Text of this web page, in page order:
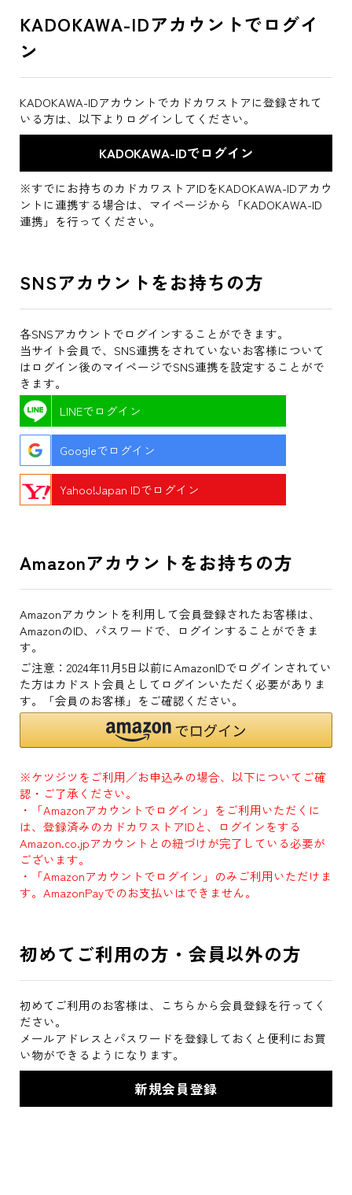
KADOKAWA-IDアカウントでログイ
ン
KADOKAWA-IDアカウントでカドカワストアに登録されて
いる方は、以下よりログインしてください。
※すでにお持ちのカドカワストアIDをKADOKAWA-IDアカウ
ントに連携する場合は、マイページから「KADOKAWA-ID
連携」を行ってください。
SNSアカウントをお持ちの方
各SNSアカウントでログインすることができます。
当サイト会員で、SNS連携をされていないお客様について
はログイン後のマイページでSNS連携を設定することがで
きます。
LINEでログイン
Googleでログイン
Yahoo!Japan IDでログイン
Amazonアカウントをお持ちの方
Amazonアカウントを利用して会員登録されたお客様は、
AmazonのID、パスワードで、ログインすることができま
す。
ご注意：2024年11月5日以前にAmazonIDでログインされてい
た方はカドスト会員としてログインいただく必要がありま
す。「会員のお客様」をご確認ください。
※ケツジツをご利用／お申込みの場合、以下についてご確
認・ご了承ください。
・「Amazonアカウントでログイン」をご利用いただくに
は、登録済みのカドカワストアIDと、ログインをする
Amazon.co.jpアカウントとの紐づけが完了している必要が
ございます。
・「Amazonアカウントでログイン」のみご利用いただけま
す。AmazonPayでのお支払いはできません。
初めてご利用の方・会員以外の方
初めてご利用のお客様は、こちらから会員登録を行ってく
ださい。
メールアドレスとパスワードを登録しておくと便利にお買
い物ができるようになります。